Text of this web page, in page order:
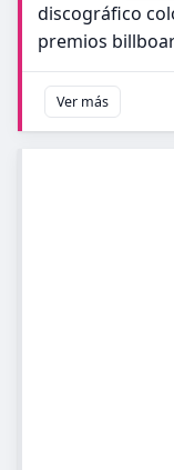
discográfico
premios
Ver más